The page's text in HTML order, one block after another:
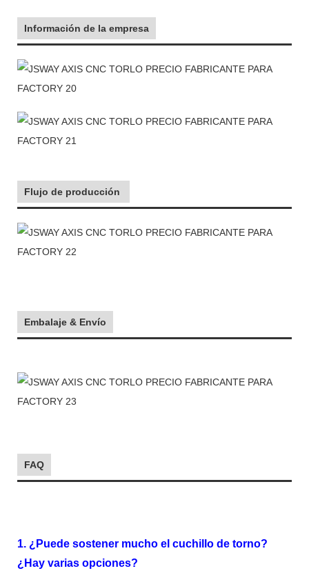
Información de la empresa
Flujo de producción
Embalaje & Envío
FAQ
1. ¿Puede sostener mucho el cuchillo de torno?
¿Hay varias opciones?